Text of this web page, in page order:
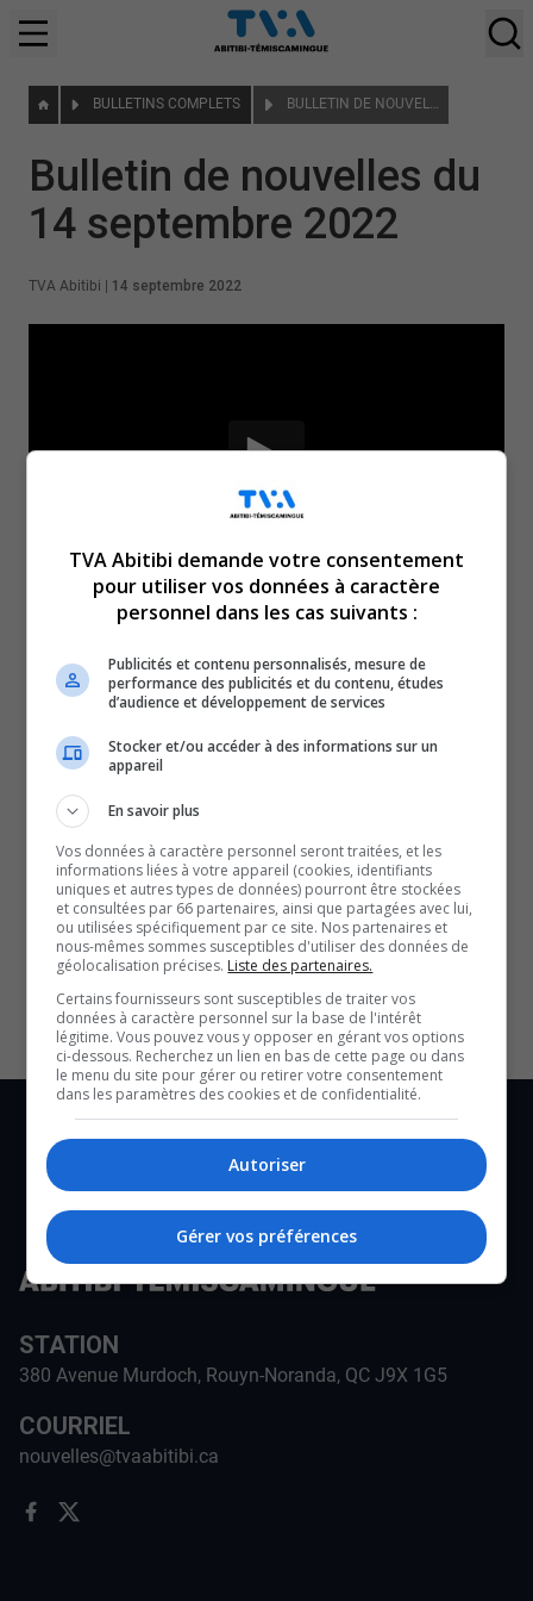
BULLETINS COMPLETS BULLETIN DE NOUVELLES DU 14 SEPTEMBRE 2022
Bulletin de nouvelles du
14 septembre 2022
TVA Abitibi 14 septembre 2022
Du lundi au vendredi, nous vous offrons vos nouvelles
de l’Abitibi-Témiscamingue, grâce à des journalistes
chevronnés.
QUESTION DU JOUR
Commentaires
SOUTENIR NOS MÉDIAS, C’EST PROTÉGER NOTRE
CULTURE ET NOTRE ÉCONOMIE
STATION
380 Avenue Murdoch, Rouyn-Noranda, QC J9X 1G5
COURRIEL
nouvelles@tvaabitibi.ca
TVA Abitibi demande votre consentement
pour utiliser vos données à caractère
personnel dans les cas suivants :
Publicités et contenu personnalisés, mesure de
performance des publicités et du contenu, études
d’audience et développement de services
Stocker et/ou accéder à des informations sur un
appareil
En savoir plus
Vos données à caractère personnel seront traitées, et les
informations liées à votre appareil (cookies, identifiants
uniques et autres types de données) pourront être stockées
et consultées par 66 partenaires, ainsi que partagées avec lui,
ou utilisées spécifiquement par ce site. Nos partenaires et
nous-mêmes sommes susceptibles d'utiliser des données de
géolocalisation précises. Liste des partenaires.
Certains fournisseurs sont susceptibles de traiter vos
données à caractère personnel sur la base de l'intérêt
légitime. Vous pouvez vous y opposer en gérant vos options
ci-dessous. Recherchez un lien en bas de cette page ou dans
le menu du site pour gérer ou retirer votre consentement
dans les paramètres des cookies et de confidentialité.
Autoriser
Gérer vos préférences